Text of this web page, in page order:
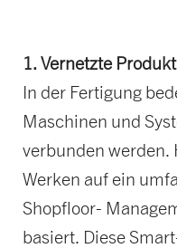
1. Vernetzte
In der Fertigung
Maschinen und
verbunden werden.
Werken auf ein
Shopfloor-
basiert. Diese